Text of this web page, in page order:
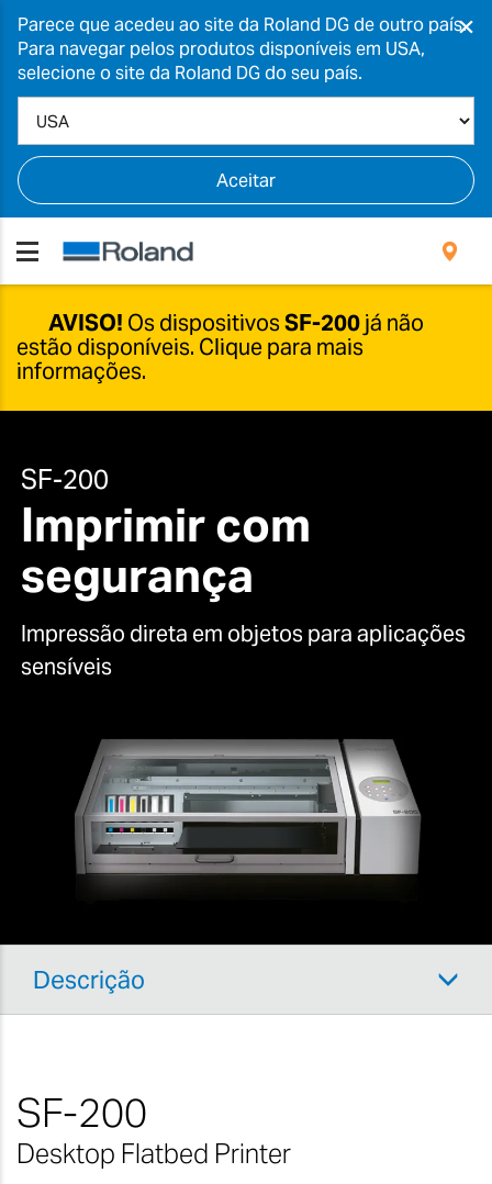
Parece que acedeu ao site da Roland DG de outro país.
Para navegar pelos produtos disponíveis em USA,
selecione o site da Roland DG do seu país.
Aceitar
×
AVISO! Os dispositivosSF-200já não
estão disponíveis. Clique para mais
informações.
a série SF-200.
Para mais informações sobre os nossos serviços
de pós-venda, visite asnossas páginas de apoio ao
.
SF-200
Imprimir com
segurança
Impressão direta em objetos para aplicações
sensíveis
Descrição
SF-200
Desktop Flatbed Printer